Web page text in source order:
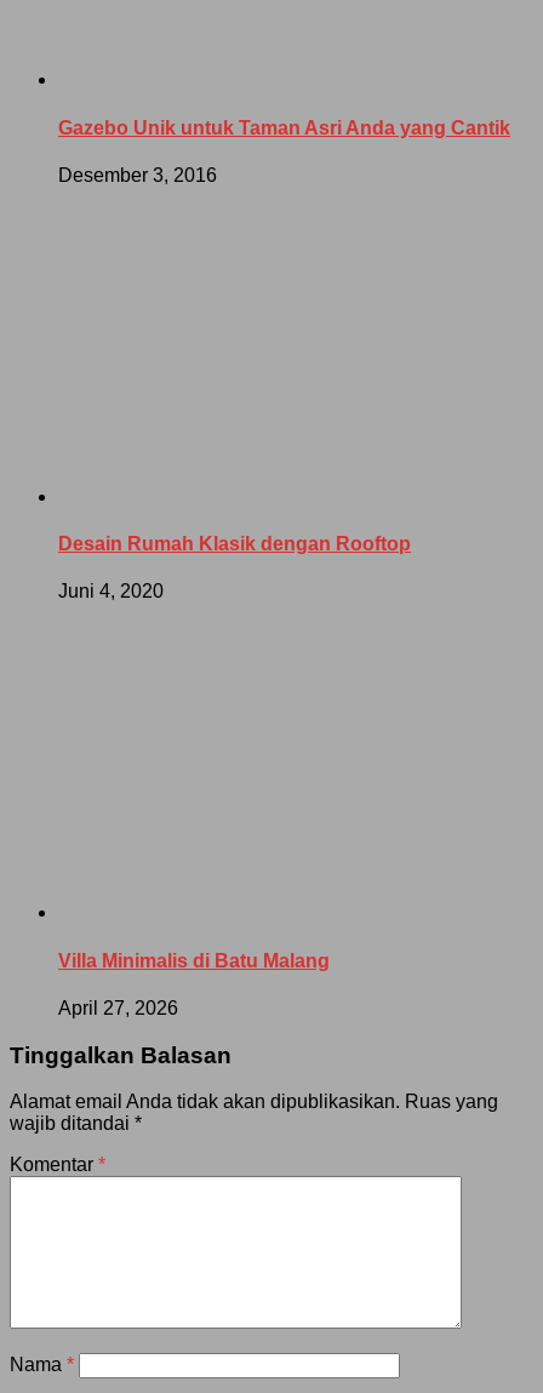
Gazebo Unik untuk Taman Asri Anda yang Cantik
Desember 3, 2016
Desain Rumah Klasik dengan Rooftop
Juni 4, 2020
Villa Minimalis di Batu Malang
April 27, 2026
Tinggalkan Balasan
Alamat email Anda tidak akan dipublikasikan. Ruas yang
wajib ditandai *
Komentar *
Nama *